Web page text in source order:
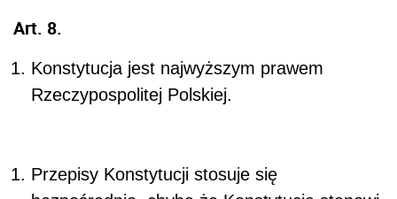
Art. 8.
Konstytucja jest najwyższym prawem
Rzeczypospolitej Polskiej.
Przepisy Konstytucji stosuje się